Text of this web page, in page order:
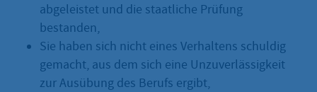
abgeleistet und die staatliche Prüfung
bestanden,
Sie haben sich nicht eines Verhaltens schuldig
gemacht, aus dem sich eine Unzuverlässigkeit
zur Ausübung des Berufs ergibt,